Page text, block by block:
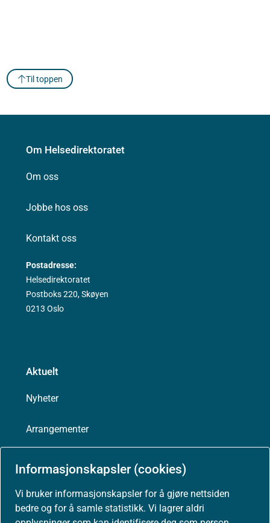
Informasjonskapsler (cookies)
Vi bruker informasjonskapsler for å gjøre nettsiden
bedre og for å samle statistikk. Vi lagrer aldri
Til toppen
Om Helsedirektoratet
Om oss
Jobbe hos oss
Kontakt oss
Postadresse:
Helsedirektoratet
Postboks 220, Skøyen
0213 Oslo
Aktuelt
Nyheter
Arrangementer
Presse